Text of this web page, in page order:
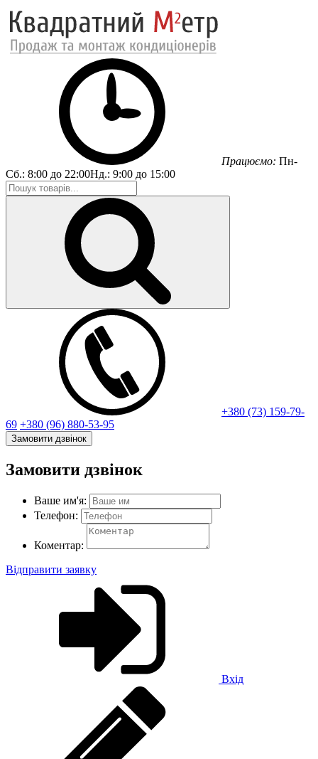
Працюємо: Пн-
Сб.: 8:00 до 22:00Нд.: 9:00 до 15:00
+380 (73) 159-79-
69 +380 (96) 880-53-95
Замовити дзвінок
Замовити дзвінок
Ваше им'я:
Телефон:
Коментар:
Відправити заявку
Вхід